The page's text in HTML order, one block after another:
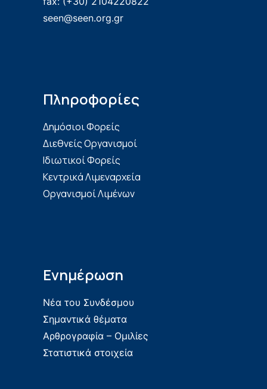
seen@seen.org.gr
Πληροφορίες
Δημόσιοι Φορείς
Διεθνείς Οργανισμοί
Ιδιωτικοί Φορείς
Κεντρικά Λιμεναρχεία
Οργανισμοί Λιμένων
Ενημέρωση
Νέα του Συνδέσμου
Σημαντικά θέματα
Αρθρογραφία – Ομιλίες
Στατιστικά στοιχεία